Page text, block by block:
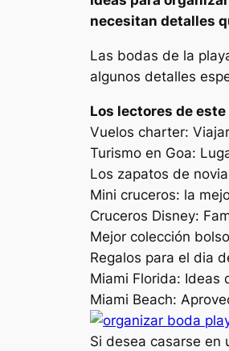
necesitan detalles
Las bodas de la
algunos detalles
Los lectores de
Vuelos charter:
Turismo en Goa:
Los zapatos de
Mini cruceros: la
Cruceros Disney:
Mejor colección
Regalos para el dia
Miami Florida:
Miami Beach:
Si desea casarse